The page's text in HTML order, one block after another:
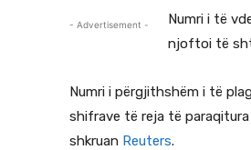
- Advertisement -
Numri i të
njoftoi të
Numri i përgjithshëm i të
shifrave të reja të paraqitura
shkruan Reuters.